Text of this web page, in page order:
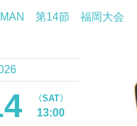
第14節 福岡大会
〈SAT〉
13:00